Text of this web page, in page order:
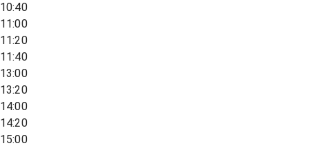
10:40
11:00
11:20
11:40
13:00
13:20
14:00
14:20
15:00